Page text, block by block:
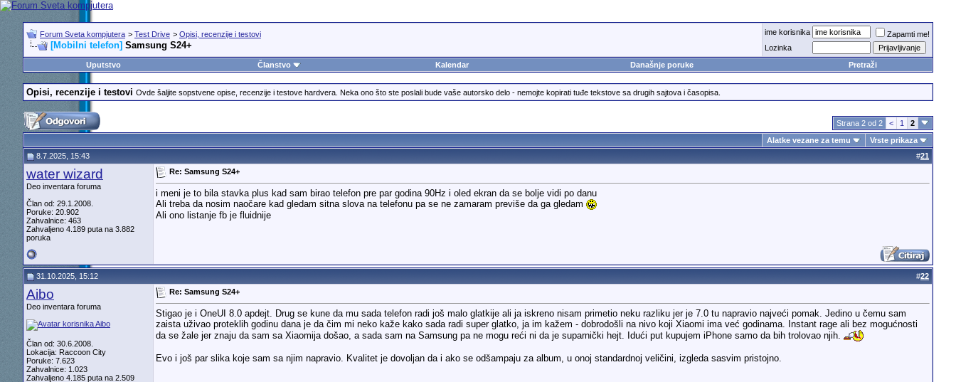
Forum Sveta kompjutera > Test Drive > Opisi, recenzije i testovi
[Mobilni telefon] Samsung S24+
ime korisnika
Zapamti me!
Lozinka
Uputstvo
Članstvo Kalendar Današnje poruke Pretraži
Opisi, recenzije i testovi Ovde šaljite sopstvene opise, recenzije i testove hardvera. Neka ono što ste poslali bude vaše autorsko delo - nemojte kopirati tuđe tekstove sa drugih sajtova i časopisa.
Strana 2 od 2 < 1
2
Alatke vezane za temu
Vrste prikaza
8.7.2025, 15:43
#21
water wizard
Deo inventara foruma
Član od: 29.1.2008.
Poruke: 20.902
Zahvalnice: 463
Zahvaljeno 4.189 puta na 3.882
poruka
Re: Samsung S24+
i meni je to bila stavka plus kad sam birao telefon pre par godina 90Hz i oled ekran da se bolje vidi po danu
Ali treba da nosim naočare kad gledam sitna slova na telefonu pa se ne zamaram previše da ga gledam
Ali ono listanje fb je fluidnije
31.10.2025, 15:12 #22
Aibo
Deo inventara foruma
Član od: 30.6.2008.
Lokacija: Raccoon City
Poruke: 7.623
Zahvalnice: 1.023
Zahvaljeno 4.185 puta na 2.509
Re: Samsung S24+
Stigao je i OneUI 8.0 apdejt. Drug se kune da mu sada telefon radi još malo glatkije ali ja iskreno nisam primetio neku razliku jer je 7.0 tu napravio najveći pomak. Jedino u čemu sam
zaista uživao proteklih godinu dana je da čim mi neko kaže kako sada radi super glatko, ja im kažem - dobrodošli na nivo koji Xiaomi ima već godinama. Instant rage ali bez mogućnosti
da se žale jer znaju da sam sa Xiaomija došao, a sada sam na Samsung pa ne mogu reći ni da je suparnički hejt. Idući put kupujem iPhone samo da bih trolovao njih.
Evo i još par slika koje sam sa njim napravio. Kvalitet je dovoljan da i ako se odšampaju za album, u onoj standardnoj veličini, izgleda sasvim pristojno.